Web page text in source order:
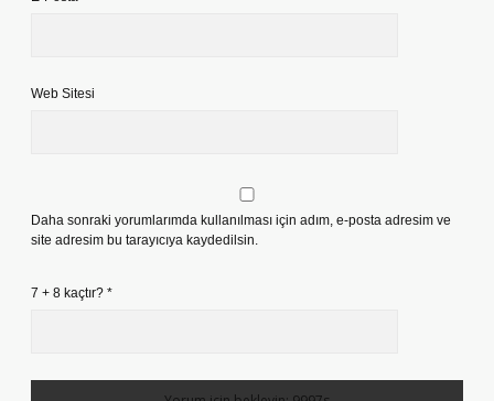
Web Sitesi
Daha sonraki yorumlarımda kullanılması için adım, e-posta adresim ve
site adresim bu tarayıcıya kaydedilsin.
7 + 8 kaçtır? *